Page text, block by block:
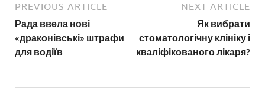
PREVIOUS ARTICLE
Рада ввела нові
«драконівські» штрафи
для водіїв
NEXT ARTICLE
Як вибрати
стоматологічну клініку і
кваліфікованого лікаря?